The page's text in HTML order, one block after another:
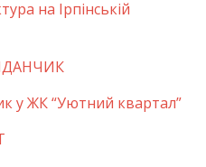
на Ірпінській
у ЖК “Уютний квартал”